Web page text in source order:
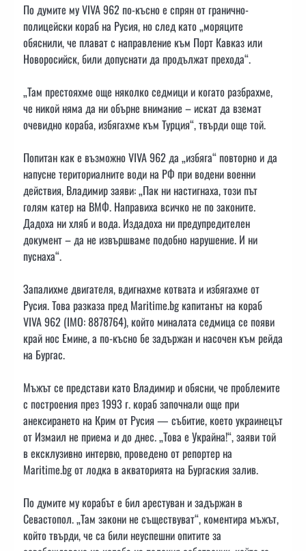
По думите му VIVA 962 по-късно е спрян от гранично-
полицейски кораб на Русия, но след като „моряците
обяснили, че плават с направление към Порт Кавказ или
Новоросийск, били допуснати да продължат прехода“.
„Там престояхме още няколко седмици и когато разбрахме,
че никой няма да ни обърне внимание – искат да вземат
очевидно кораба, избягахме към Турция“, твърди още той.
Попитан как е възможно VIVA 962 да „избяга“ повторно и да
напусне териториалните води на РФ при водени военни
действия, Владимир заяви: „Пак ни настигнаха, този път
голям катер на ВМФ. Направиха всичко не по законите.
Дадоха ни хляб и вода. Издадоха ни предупредителен
документ – да не извършваме подобно нарушение. И ни
пуснаха“.
Запалихме двигателя, вдигнахме котвата и избягахме от
Русия. Това разказа пред Maritime.bg капитанът на кораб
VIVA 962 (IMO: 8878764), който миналата седмица се появи
край нос Емине, а по-късно бе задържан и насочен към рейда
на Бургас.
Мъжът се представи като Владимир и обясни, че проблемите
с построения през 1993 г. кораб започнали още при
анексирането на Крим от Русия — събитие, което украинецът
от Измаил не приема и до днес. „Това е Украйна!“, заяви той
в ексклузивно интервю, проведено от репортер на
Maritime.bg от лодка в акваторията на Бургаския залив.
По думите му корабът е бил арестуван и задържан в
Севастопол. „Там закони не съществуват“, коментира мъжът,
който твърди, че са били неуспешни опитите за